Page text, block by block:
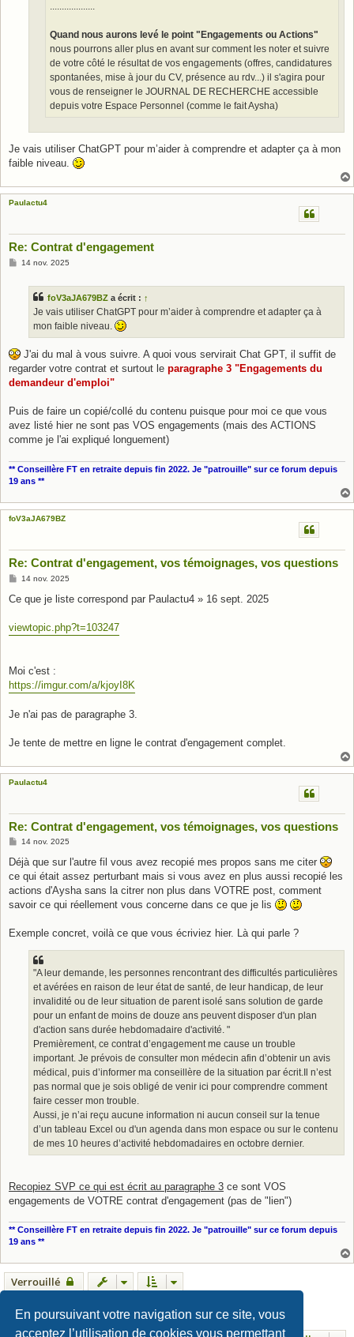
En poursuivant votre navigation sur ce site, vous
acceptez l’utilisation de cookies vous permettant
...................
Quand nous aurons levé le point "Engagements ou Actions"
nous pourrons aller plus en avant sur comment les noter et suivre
de votre côté le résultat de vos engagements (offres, candidatures
spontanées, mise à jour du CV, présence au rdv...) il s'agira pour
vous de renseigner le JOURNAL DE RECHERCHE accessible
depuis votre Espace Personnel (comme le fait Aysha)
Je vais utiliser ChatGPT pour m’aider à comprendre et adapter ça à mon
faible niveau.
Paulactu4
Re: Contrat d'engagement
M14 nov. 2025
foV3aJA679BZ a écrit : ↑
Je vais utiliser ChatGPT pour m’aider à comprendre et adapter ça à
mon faible niveau.
J'ai du mal à vous suivre. A quoi vous servirait Chat GPT, il suffit de
regarder votre contrat et surtout le paragraphe 3 "Engagements du
demandeur d'emploi"
Puis de faire un copié/collé du contenu puisque pour moi ce que vous
avez listé hier ne sont pas VOS engagements (mais des ACTIONS
comme je l'ai expliqué longuement)
** Conseillère FT en retraite depuis fin 2022. Je "patrouille" sur ce forum depuis
19 ans **
foV3aJA679BZ
Re: Contrat d'engagement, vos témoignages, vos questions
M
s
g
e
14 nov. 2025
Ce que je liste correspond par Paulactu4 » 16 sept. 2025
viewtopic.php?t=103247
Moi c'est :
https://imgur.com/a/kjoyI8K
Je n'ai pas de paragraphe 3.
Je tente de mettre en ligne le contrat d'engagement complet.
Paulactu4
Re: Contrat d'engagement, vos témoignages, vos questions
M
s
s
a
g
14 nov. 2025
Déjà que sur l'autre fil vous avez recopié mes propos sans me citer
ce qui était assez perturbant mais si vous avez en plus aussi recopié les
actions d'Aysha sans la citrer non plus dans VOTRE post, comment
savoir ce qui réellement vous concerne dans ce que je lis
Exemple concret, voilà ce que vous écriviez hier. Là qui parle ?
"A leur demande, les personnes rencontrant des difficultés particulières
et avérées en raison de leur état de santé, de leur handicap, de leur
invalidité ou de leur situation de parent isolé sans solution de garde
pour un enfant de moins de douze ans peuvent disposer d'un plan
d'action sans durée hebdomadaire d'activité. "
Premièrement, ce contrat d’engagement me cause un trouble
important. Je prévois de consulter mon médecin afin d’obtenir un avis
médical, puis d’informer ma conseillère de la situation par écrit.Il n’est
pas normal que je sois obligé de venir ici pour comprendre comment
faire cesser mon trouble.
Aussi, je n’ai reçu aucune information ni aucun conseil sur la tenue
d’un tableau Excel ou d'un agenda dans mon espace ou sur le contenu
de mes 10 heures d’activité hebdomadaires en octobre dernier.
Recopiez SVP ce qui est écrit au paragraphe 3 ce sont VOS
engagements de VOTRE contrat d'engagement (pas de "lien")
** Conseillère FT en retraite depuis fin 2022. Je "patrouille" sur ce forum depuis
19 ans **
Verrouillé
29 messages 1 2
Suivant